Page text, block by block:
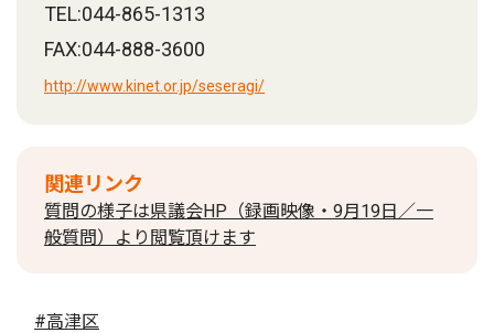
TEL:044-865-1313
FAX:044-888-3600
http://www.kinet.or.jp/seseragi/
関連リンク
質問の様子は県議会HP（録画映像・9月19日／一
般質問）より閲覧頂けます
#高津区